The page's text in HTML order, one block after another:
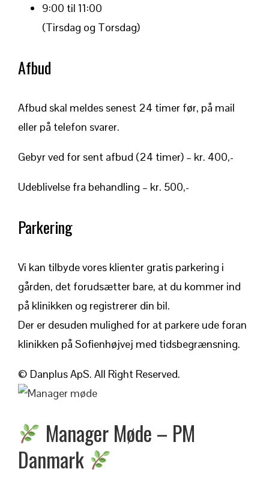
9:00 til 11:00
(Tirsdag og Torsdag)
Afbud
Afbud skal meldes senest 24 timer før, på mail
eller på telefon svarer.
Gebyr ved for sent afbud (24 timer) – kr. 400,-
Udeblivelse fra behandling – kr. 500,-
Parkering
Vi kan tilbyde vores klienter gratis parkering i
gården, det forudsætter bare, at du kommer ind
på klinikken og registrerer din bil.
Der er desuden mulighed for at parkere ude foran
klinikken på Sofienhøjvej med tidsbegrænsning.
© Danplus ApS. All Right Reserved.
Manager Møde – PM
Danmark